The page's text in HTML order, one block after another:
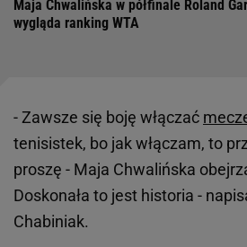
Maja Chwalińska w półfinale Roland
wygląda ranking WTA
- Zawsze się boję włączać
tenisistek, bo jak włączam, to
proszę - Maja Chwalińska
Doskonała to jest historia -
Chabiniak.